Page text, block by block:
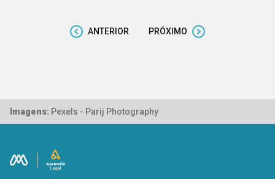
ANTERIOR PRÓXIMO
Imagens: Pexels - Parij Photography